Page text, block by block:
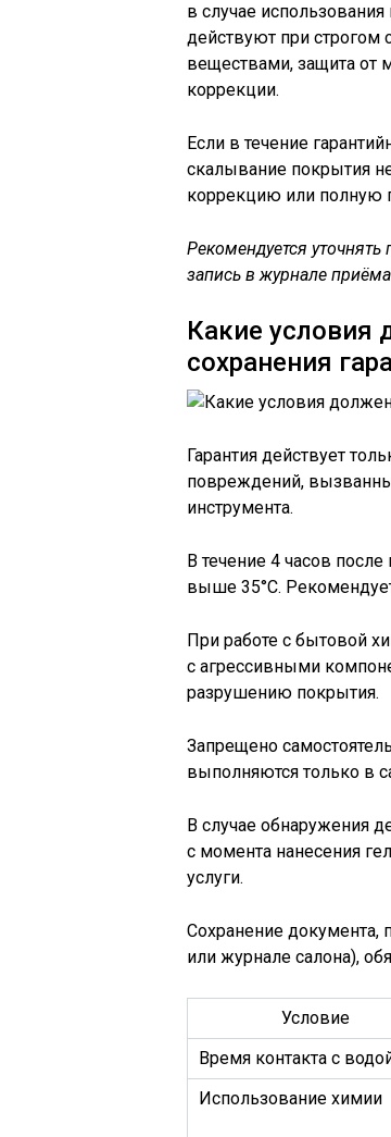
в случае
действуют при строгом
веществами, защита от
коррекции.
Если в течение
скалывание покрытия
коррекцию или полную
Рекомендуется
запись в журнале
Какие условия
сохранения
Гарантия действует
повреждений,
инструмента.
В течение 4 часов
выше 35°C.
При работе с бытовой
с агрессивными
разрушению покрытия.
Запрещено
выполняются только в
В случае обнаружения
с момента нанесения
услуги.
Сохранение документа,
или журнале салона),
Условие
Время контакта с
Использование химии